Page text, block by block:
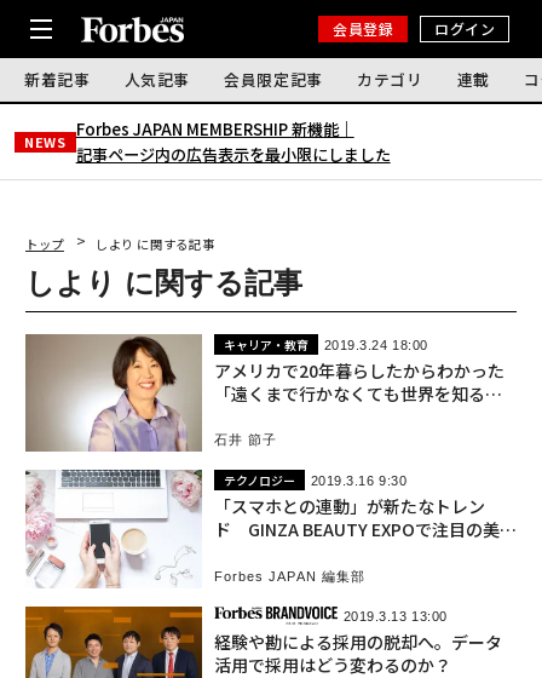
会員登録 ログイン
新着記事 人気記事 会員限定記事 カテゴリ 連載
NEWS
Forbes JAPAN MEMBERSHIP 新機能｜
記事ページ内の広告表示を最小限にしました
トップ しより に関する記事
しより に関する記事
キャリア・教育 2019.3.24 18:00
アメリカで20年暮らしたからわかった
「遠くまで行かなくても世界を知る方
石井 節子
テクノロジー 2019.3.16 9:30
「スマホとの連動」が新たなトレン
ド GINZA BEAUTY EXPOで注目の美容
Forbes JAPAN 編集部
2019.3.13 13:00
経験や勘による採用の脱却へ。データ
活用で採用はどう変わるのか？